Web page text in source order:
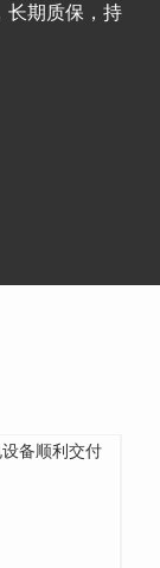
长期质保，持